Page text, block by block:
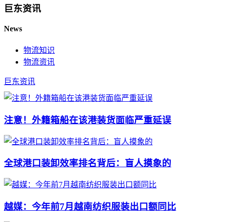
巨东资讯
News
物流知识
物流资讯
巨东资讯
注意！外籍箱船在该港装货面临严重延误
全球港口装卸效率排名背后：盲人摸象的
越媒：今年前7月越南纺织服装出口额同比